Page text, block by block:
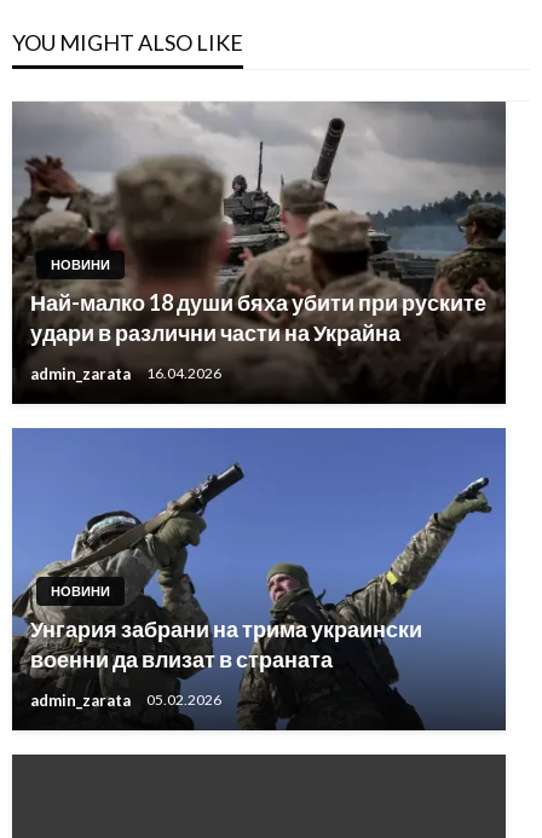
YOU MIGHT ALSO LIKE
НОВИНИ
Най-малко 18 души бяха убити при руските
удари в различни части на Украйна
admin_zarata 16.04.2026
НОВИНИ
Унгария забрани на трима украински
военни да влизат в страната
admin_zarata 05.02.2026